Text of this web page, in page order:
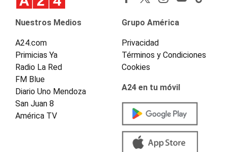
Nuestros Medios
A24.com
Primicias Ya
Radio La Red
FM Blue
Diario Uno Mendoza
San Juan 8
América TV
Grupo América
Privacidad
Términos y Condiciones
Cookies
A24 en tu móvil